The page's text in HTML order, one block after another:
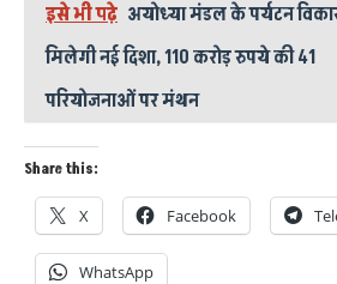
इसे भी पढ़े अयोध्या मंडल के पर्यटन
मिलेगी नई दिशा, 110 करोड़ रुपये की 41
परियोजनाओं पर मंथन
Share this:
X Facebook
WhatsApp